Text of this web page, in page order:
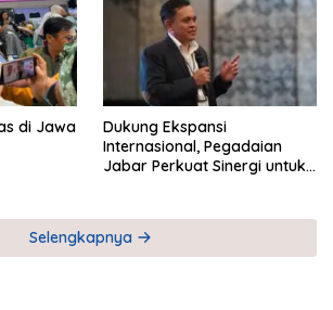
di Jawa
Dukung Ekspansi
Internasional, Pegadaian
Jabar Perkuat Sinergi untuk
Selengkapnya